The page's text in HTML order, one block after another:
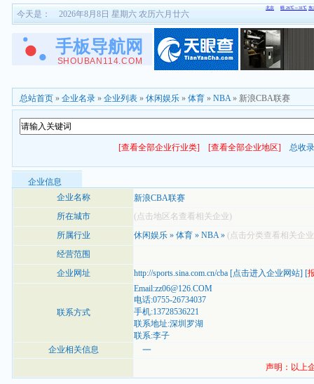
今天是： 2026年8月8日 星期六 农历六月廿六
总站首页 » 企业名录 » 企业列表 » 休闲娱乐 » 体育 » NBA» 新浪CBA联赛
[查看全部企业行业类] [查看全部企业地区] 总收
企业信息
企业名称
新浪CBA联赛
所在城市
(点击地区名查看相关企业)
所属行业
休闲娱乐 » 体育 » NBA» (点击分类查看相关企
经营范围
企业网址
http://sports.sina.com.cn/cba [点击进入企业网站] [
联系方式
Email:zz06@126.COM
电话:0755-26734037
手机:13728536221
联系地址:深圳罗湖
联系:李子
企业相关信息
一
声明：以上